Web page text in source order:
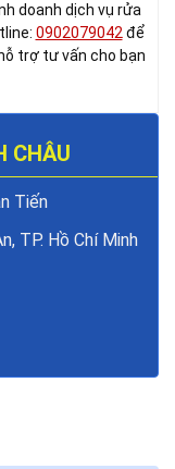
doanh dịch vụ rửa
0902079042 để
trợ tư vấn cho bạn
CHÂU
Tiến
TP. Hồ Chí Minh